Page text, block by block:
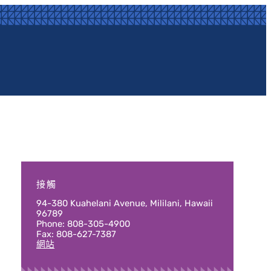
接觸
94-380 Kuahelani Avenue, Mililani, Hawaii
96789
Phone: 808-305-4900
Fax: 808-627-7387
網站